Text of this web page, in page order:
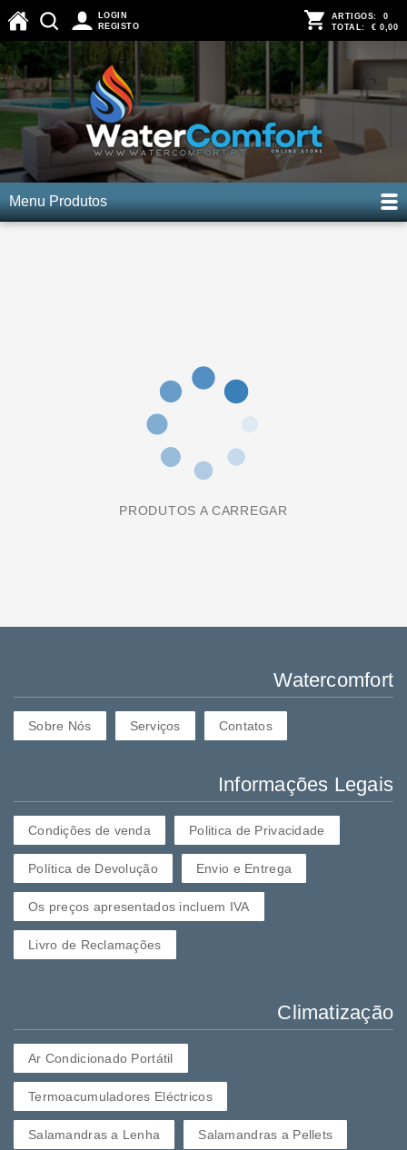
LOGIN
REGISTO
ARTIGOS: 0
TOTAL: € 0,00
Menu Produtos
PRODUTOS A CARREGAR
Watercomfort
Sobre Nós Serviços Contatos
Informações Legais
Condições de venda Politica de Privacidade
Política de Devolução Envio e Entrega
Os preços apresentados incluem IVA
Livro de Reclamações
Climatização
Ar Condicionado Portátil
Termoacumuladores Eléctricos
Salamandras a Lenha Salamandras a Pellets